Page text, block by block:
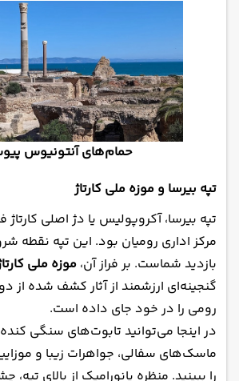
حمام‌های آنتونیوس
تپه بیرسا و موزه ملی کارتاژ
تپه بیرسا، آکروپولیس یا دژ اصلی
مرکز اداری رومیان بود. این تپه نقطه
بازدید شماست. بر فراز آن،موزه ملی
گنجینه‌ای ارزشمند از آثار کشف شده از
رومی را در خود جای داده است.
در اینجا می‌توانید تابوت‌های سنگی
ماسک‌های سفالی، جواهرات زیبا و
را ببینید. منظره پانورامیک از بالای